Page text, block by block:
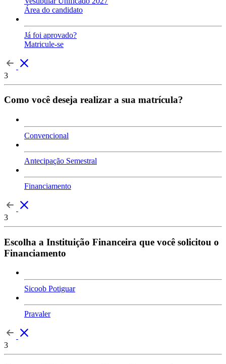
Área do candidato
Já foi aprovado?
Matricule-se
3
Como você deseja realizar a sua matrícula?
Convencional
Antecipação Semestral
Financiamento
3
Escolha a Instituição Financeira que você solicitou o
Financiamento
Sicoob Potiguar
Pravaler
3